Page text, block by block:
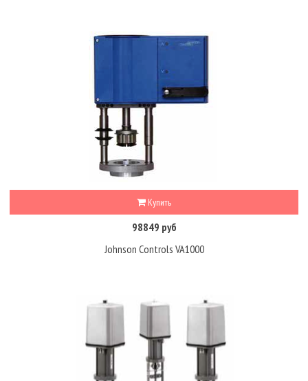
Купить
98849 руб
Johnson Controls VA1000